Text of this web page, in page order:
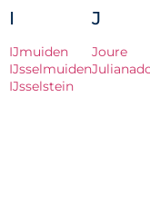
I
IJmuiden
IJsselmuiden
IJsselstein
J
Joure